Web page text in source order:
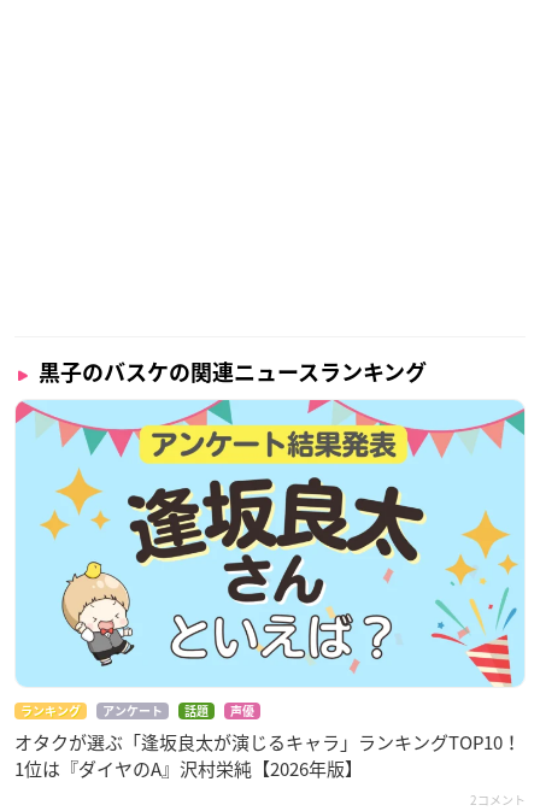
黒子のバスケの関連ニュースランキング
ランキング アンケート 話題 声優
オタクが選ぶ「逢坂良太が演じるキャラ」ランキングTOP10！
1位は『ダイヤのA』沢村栄純【2026年版】
2コメント